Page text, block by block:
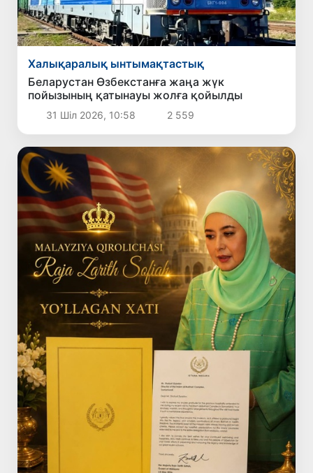
Халықаралық ынтымақтастық
Беларустан Өзбекстанға жаңа жүк
пойызының қатынауы жолға қойылды
31 Шіл 2026, 10:58 2 559